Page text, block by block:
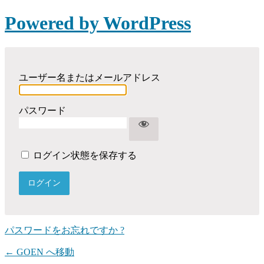
Powered by WordPress
ユーザー名またはメールアドレス
パスワード
ログイン状態を保存する
パスワードをお忘れですか ?
← GOEN へ移動